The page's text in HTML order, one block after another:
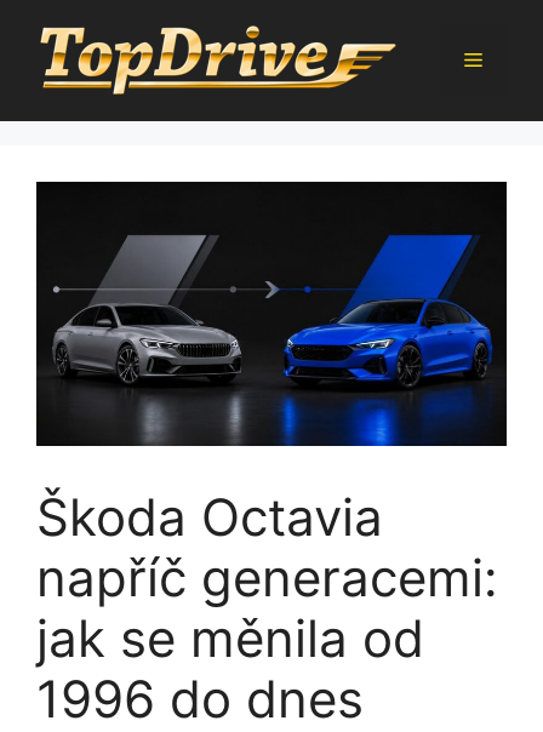
obsah
Menu
Škoda Octavia
napříč generacemi:
jak se měnila od
1996 do dnes